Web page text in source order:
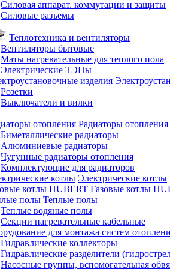
Силовая аппарат. коммутации и защиты
Силовые разъемы
Теплотехника и вентиляторы
Вентиляторы бытовые
Маты нагревательные для теплого пола
Электрические ТЭНы
Розетки
Выключатели и вилки
Радиаторы отопления
Биметаллические радиаторы
Алюминиевые радиаторы
Чугунные радиаторы отопления
Комплектующие для радиаторов
Электрические котлы
Газовые котлы
Теплые полы
Теплые водяные полы
Секции нагревательные кабельные
Гидравлические коллекторы
Гидравлические разделители
Насосные группы, вспомогательная